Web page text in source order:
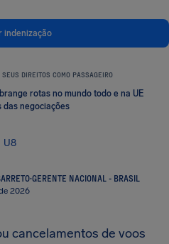
indenização
DIREITOS COMO PASSAGEIRO
rotas no mundo todo e na UE
das negociações
U8
·GERENTE NACIONAL - BRASIL
2026
cancelamentos de voos